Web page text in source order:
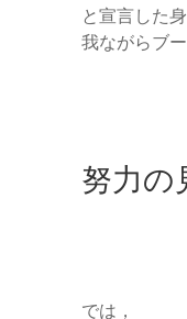
と宣言した
我ながらブ
努力の
では，